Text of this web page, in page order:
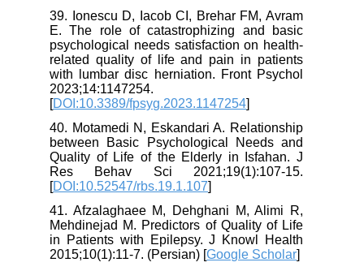
39. Ionescu D, Iacob CI, Brehar FM, Avram
E. The role of catastrophizing and basic
psychological needs satisfaction on health-
related quality of life and pain in patients
with lumbar disc herniation. Front Psychol
2023;14:1147254.
[DOI:10.3389/fpsyg.2023.1147254
40. Motamedi N, Eskandari A. Relationship
between Basic Psychological Needs and
Quality of Life of the Elderly in Isfahan. J
Res Behav Sci 2021;19(1):107-15.
[DOI:10.52547/rbs.19.1.107
41. Afzalaghaee M, Dehghani M, Alimi R,
Mehdinejad M. Predictors of Quality of Life
in Patients with Epilepsy. J Knowl Health
2015;10(1):11-7. (Persian) [Google Scholar